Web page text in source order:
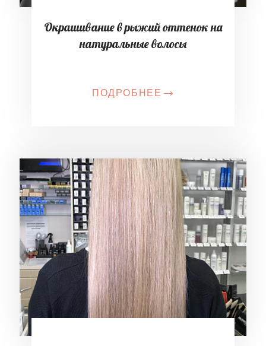
Окрашивание в рыжий оттенок на
натуральные волосы
ПОДРОБНЕЕ